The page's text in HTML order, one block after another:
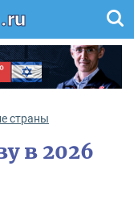
страны
в 2026